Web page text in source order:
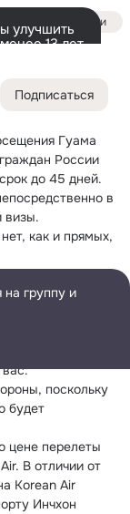
Подписаться
Гуама
России
до 45 дней.
в
визы.
как и прямых,
аэропортов
рейсы с
вылетают на
Для
приложение
поскольку
будет
цене перелеты
В отличии от
Korean Air
Инчхон
Войти
улучшить
13 лет,
Ещё
на группу и